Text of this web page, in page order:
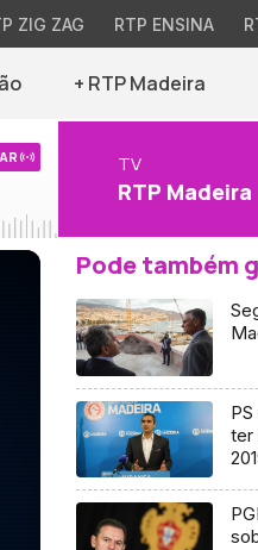
ZIG ZAG RTP ENSINA
+ RTP Madeira
TV
RTP Madeira
Pode também
ter